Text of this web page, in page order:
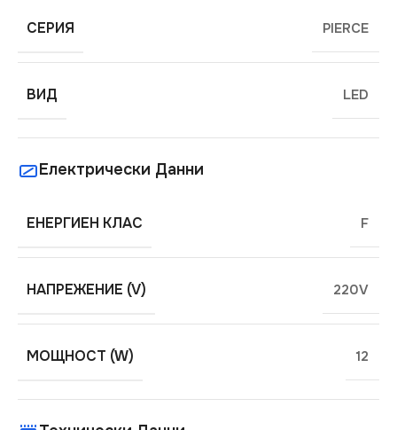
СЕРИЯ PIERCE
ВИД LED
Електрически Данни
ЕНЕРГИЕН КЛАС F
НАПРЕЖЕНИЕ (V) 220V
МОЩНОСТ (W) 12